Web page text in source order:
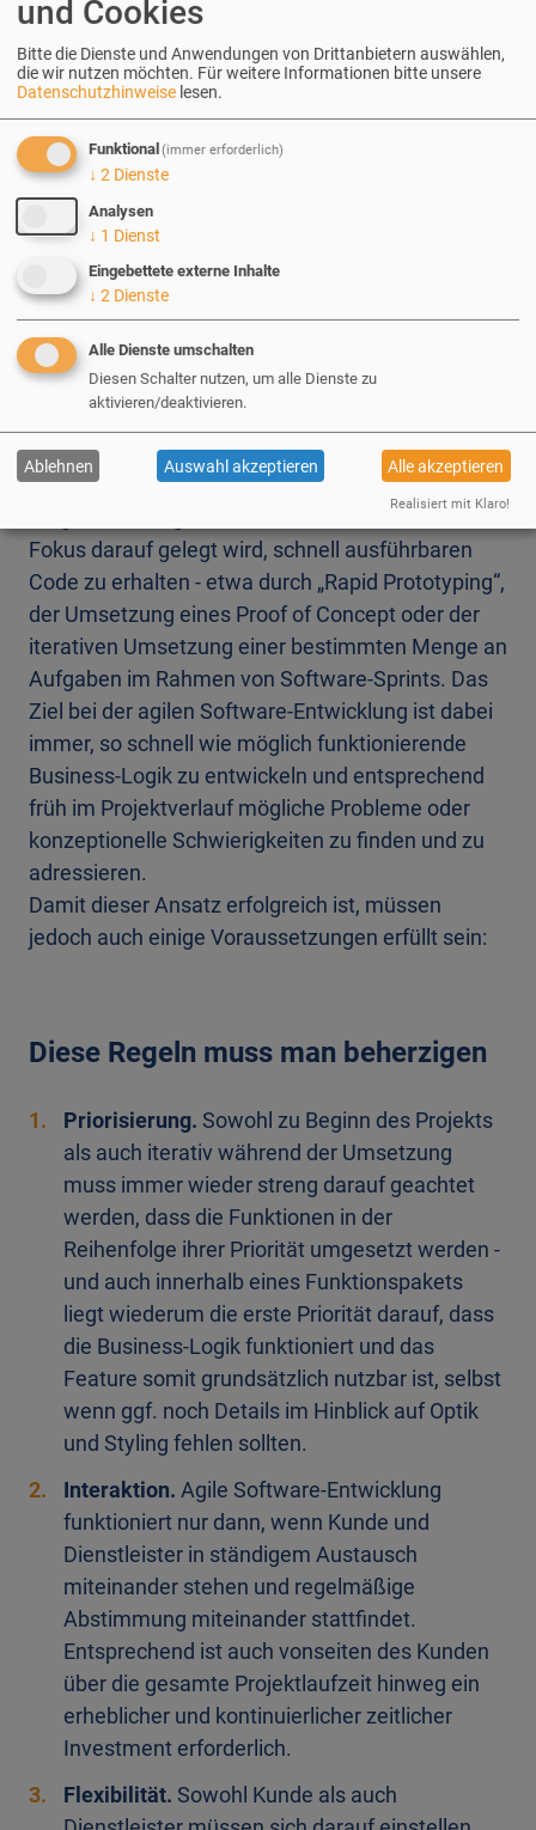
oder Erweiterungswünsche oder sogar einfache
Systemwartung entweder gar nicht oder nur unter
hohen Mehrkosten durchführbar sind.
Budget - fix. Qualität - fix. Bleibt der
Funktionsumfang
Somit bleibt als einzige Variable, die sich ändern
kann, der Funktionsumfang - womit das Projekt
ein „agiles“ Projekt wird. Ein agiles Software-
Entwurfs- bzw. Spezifikations- und
Konzeptionsphase vor der Implementierung
möglichst kurz gehalten und stattdessen der
Fokus darauf gelegt wird, schnell ausführbaren
Code zu erhalten - etwa durch „Rapid Prototyping“,
der Umsetzung eines Proof of Concept oder der
iterativen Umsetzung einer bestimmten Menge an
Aufgaben im Rahmen von Software-Sprints. Das
Ziel bei der agilen Software-Entwicklung ist dabei
immer, so schnell wie möglich funktionierende
Business-Logik zu entwickeln und entsprechend
früh im Projektverlauf mögliche Probleme oder
konzeptionelle Schwierigkeiten zu finden und zu
adressieren.
Damit dieser Ansatz erfolgreich ist, müssen
jedoch auch einige Voraussetzungen erfüllt sein:
Diese Regeln muss man beherzigen
Priorisierung. Sowohl zu Beginn des Projekts
als auch iterativ während der Umsetzung
muss immer wieder streng darauf geachtet
werden, dass die Funktionen in der
Reihenfolge ihrer Priorität umgesetzt werden -
und auch innerhalb eines Funktionspakets
liegt wiederum die erste Priorität darauf, dass
die Business-Logik funktioniert und das
Feature somit grundsätzlich nutzbar ist, selbst
wenn ggf. noch Details im Hinblick auf Optik
und Styling fehlen sollten.
Interaktion. Agile Software-Entwicklung
funktioniert nur dann, wenn Kunde und
Dienstleister in ständigem Austausch
miteinander stehen und regelmäßige
Abstimmung miteinander stattfindet.
Entsprechend ist auch vonseiten des Kunden
über die gesamte Projektlaufzeit hinweg ein
erheblicher und kontinuierlicher zeitlicher
Investment erforderlich.
Flexibilität. Sowohl Kunde als auch
und Cookies
Bitte die Dienste und Anwendungen von Drittanbietern auswählen,
die wir nutzen möchten. Für weitere Informationen bitte unsere
Datenschutzhinweise lesen.
Funktional(immer erforderlich)
↓ 2 Dienste
Analysen
↓ 1 Dienst
Eingebettete externe Inhalte
↓ 2 Dienste
Alle Dienste umschalten
Diesen Schalter nutzen, um alle Dienste zu
aktivieren/deaktivieren.
Ablehnen Auswahl akzeptieren Alle akzeptieren
Realisiert mit Klaro!